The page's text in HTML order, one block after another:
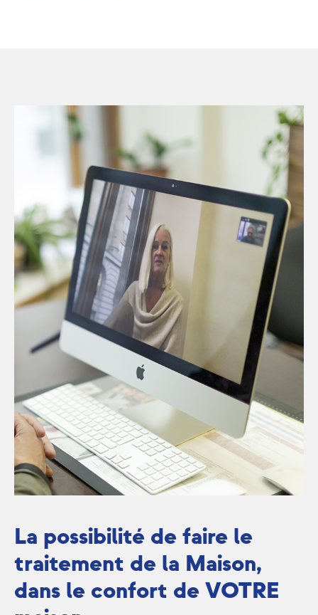
La possibilité de faire le
traitement de la Maison,
dans le confort de VOTRE